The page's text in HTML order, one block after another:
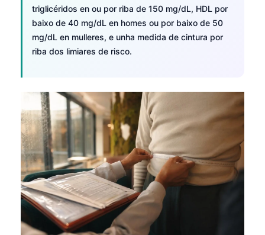
triglicéridos en ou por riba de 150 mg/dL, HDL por
baixo de 40 mg/dL en homes ou por baixo de 50
mg/dL en mulleres, e unha medida de cintura por
riba dos limiares de risco.
ئۇيغۇرچە
Кыргызча
Татар теле
Беларуская мова
Esperanto
Frysk
Ślōnskŏ gŏdka
Norsk bokmål